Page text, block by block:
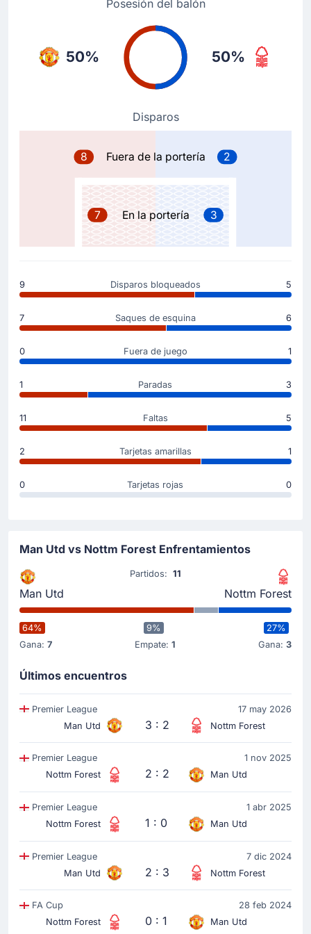
Bryan Mbeumo
(Goleador)
Bruno Fernandes
(Asistencia)
Importante gol, Bryan Mbeumo remató el gol para el
encuentro. Bruno Fernandes se inventó la jugada del
Cambio de jugador
Chris Wood
Taiwo Awoniyi
El jugador Taiwo Awoniyi entra por Chris Wood.
70'
Cambio de jugador
Ibrahim Sangare
Nottingham Forest.
Cambio de jugador
Dilane Bakwa
Dilane Bakwa entra por Omari Hutchinson en
Nottingham Forest.
Manchester United FC marca y pone el partido a 2 -
Objetivo !
(Goleador)
Elliot Anderson(Asistencia)
¡Qué suerte! 1 - 1 iguales, Morato marcó para su
equipo. Elliot Anderson se inventó la jugada del 1 - 1.
6' Objetivo !
Luke Shaw
Luke Shaw marca y su equipo equipo local ahora
Comienza el partido
Posesión del balón
50% 50%
Disparos
8 Fuera de la portería 2
7 En la portería 3
9 Disparos bloqueados 5
7 Saques de esquina 6
0 Fuera de juego 1
1 Paradas 3
11 Faltas 5
2 Tarjetas amarillas 1
0 Tarjetas rojas 0
Man Utd vs Nottm Forest Enfrentamientos
Man Utd
Partidos: 11
Nottm Forest
64%
Gana: 7
9%
Empate:1
27%
Gana: 3
Últimos encuentros
Premier League
17 may 2026
Man Utd
3 : 2 Nottm Forest
Premier League
1 nov 2025
Nottm Forest
2 : 2 Man Utd
Premier League
1 abr 2025
Nottm Forest
1 : 0 Man Utd
Premier League
7 dic 2024
Man Utd
2 : 3 Nottm Forest
FA Cup
28 feb 2024
Nottm Forest
0 : 1 Man Utd